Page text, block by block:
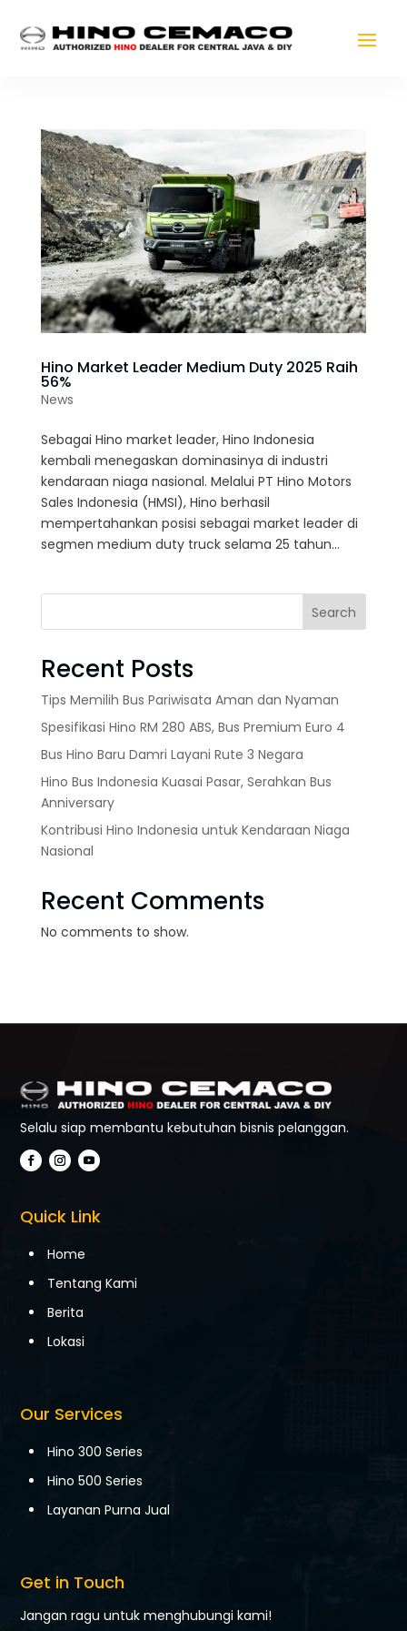
Hino Market Leader Medium Duty 2025 Raih
56%
News
Sebagai Hino market leader, Hino Indonesia
kembali menegaskan dominasinya di industri
kendaraan niaga nasional. Melalui PT Hino Motors
Sales Indonesia (HMSI), Hino berhasil
mempertahankan posisi sebagai market leader di
segmen medium duty truck selama 25 tahun...
Search
Recent Posts
Tips Memilih Bus Pariwisata Aman dan Nyaman
Spesifikasi Hino RM 280 ABS, Bus Premium Euro 4
Bus Hino Baru Damri Layani Rute 3 Negara
Hino Bus Indonesia Kuasai Pasar, Serahkan Bus
Anniversary
Kontribusi Hino Indonesia untuk Kendaraan Niaga
Nasional
Recent Comments
No comments to show.
Selalu siap membantu kebutuhan bisnis pelanggan.
Quick Link
Home
Tentang Kami
Berita
Lokasi
Our Services
Hino 300 Series
Hino 500 Series
Layanan Purna Jual
Get in Touch
Jangan ragu untuk menghubungi kami!